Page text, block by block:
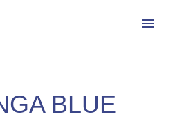
MENU
BLUE